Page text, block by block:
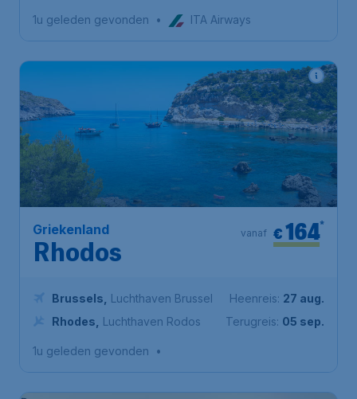
1u geleden gevonden • ITA Airways
Griekenland
Rhodos
€164*
vanaf
Brussels
Luchthaven Brussel
Rhodes
Luchthaven Rodos
Heenreis: 27 aug.
Terugreis: 05 sep.
1u geleden gevonden •